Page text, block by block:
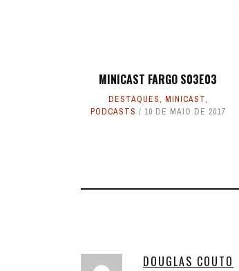
MINICAST FARGO S03E03
DESTAQUES, MINICAST,
PODCASTS
10 DE MAIO DE 2017
DOUGLAS COUTO